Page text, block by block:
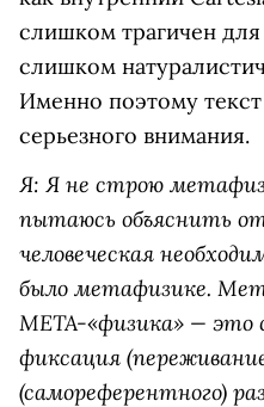
слишком трагичен
слишком
Именно поэтому
серьезного внимания.
Я: Я не строю
пытаюсь объяснить
человеческая
было метафизике.
МЕТА-«физика» — это
фиксация
(самореферентного)